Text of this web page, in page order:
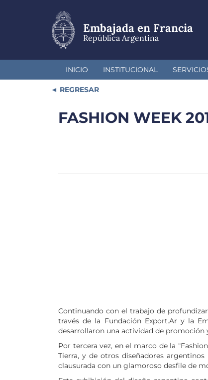
Embajada en Francia
República Argentina
INICIO INSTITUCIONAL
REGRESAR
FASHION WEEK
Continuando con el trabajo de
través de la Fundación Export.Ar y la
desarrollaron una actividad de promoción
Por tercera vez, en el marco de la
Tierra, y de otros diseñadores
clausurada con un glamoroso desfile de